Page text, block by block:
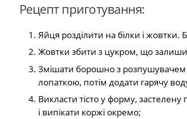
Рецепт приготування:
Яйця розділити на білки і
Жовтки збити з цукром, що
Змішати борошно з розпушувачем
лопаткою, потім додати гарячу
Викласти тісто у форму,
і випікати коржі окремо;